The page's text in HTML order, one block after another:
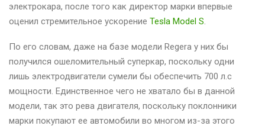
электрокара, после того как директор марки впервые
оценил стремительное ускорение Tesla Model S.
По его словам, даже на базе модели Regera у них бы
получился ошеломительный суперкар, поскольку одни
лишь электродвигатели сумели бы обеспечить 700 л.с
мощности. Единственное чего не хватало бы в данной
модели, так это рева двигателя, поскольку поклонники
марки покупают ее автомобили во многом из-за этого